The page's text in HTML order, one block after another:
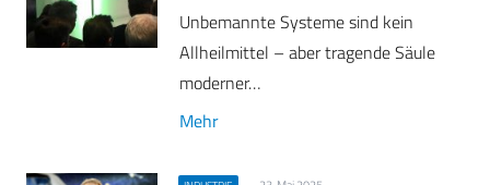
Unbemannte Systeme sind kein
Allheilmittel – aber tragende Säule
moderner…
Mehr